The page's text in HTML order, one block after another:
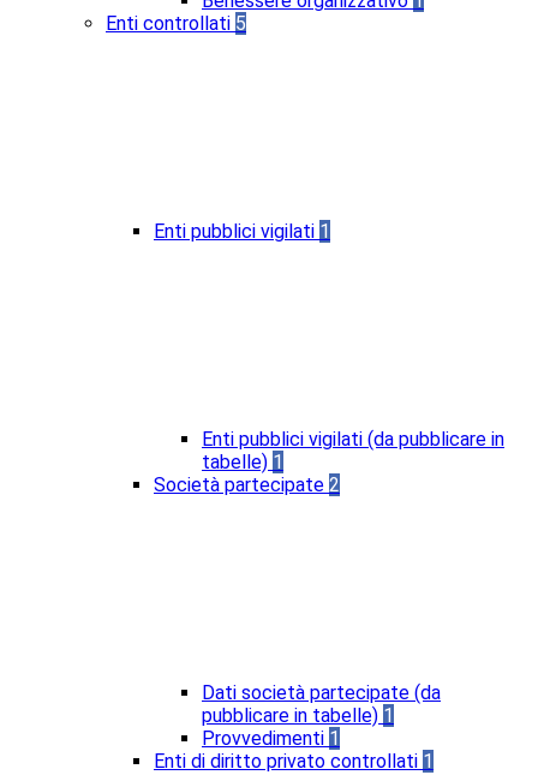
Enti controllati 5
Enti pubblici vigilati 1
Enti pubblici vigilati (da pubblicare in
tabelle) 1
Società partecipate 2
Dati società partecipate (da
pubblicare in tabelle) 1
Provvedimenti 1
Enti di diritto privato controllati 1